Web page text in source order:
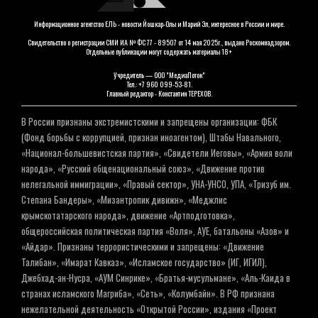
Информационное агентство ЕЛЬ - новости Йошкар-Олы и Марий Эл, интересное в России и мире.
Свидетельство о регистрации СМИ ИА № ФС 77 - 89507 от 14 мая 2025г., выдано Роскомнадзором.
Отдельные публикации могут содержать материалы 18+
Учредитель — ООО "МедиаПоток"
Тел.: +7 960 099-53-81.
Главный редактор - Константин ТЕРЕХОВ.
В России признаны экстремистскими и запрещены организации: ФБК
(Фонд борьбы с коррупцией, признан иноагентом), Штабы Навального,
«Национал-большевистская партия», «Свидетели Иеговы», «Армия воли
народа», «Русский общенациональный союз», «Движение против
нелегальной иммиграции», «Правый сектор», УНА-УНСО, УПА, «Тризуб им.
Степана Бандеры», «Мизантропик дивижн», «Меджлис
крымскотатарского народа», движение «Артподготовка»,
общероссийская политическая партия «Воля», АУЕ, батальоны «Азов» и
«Айдар». Признаны террористическими и запрещены: «Движение
Талибан», «Имарат Кавказ», «Исламское государство» (ИГ, ИГИЛ),
Джебхад-ан-Нусра, «АУМ Синрике», «Братья-мусульмане», «Аль-Каида в
странах исламского Магриба», «Сеть», «Колумбайн». В РФ признана
нежелательной деятельность «Открытой России», издания «Проект